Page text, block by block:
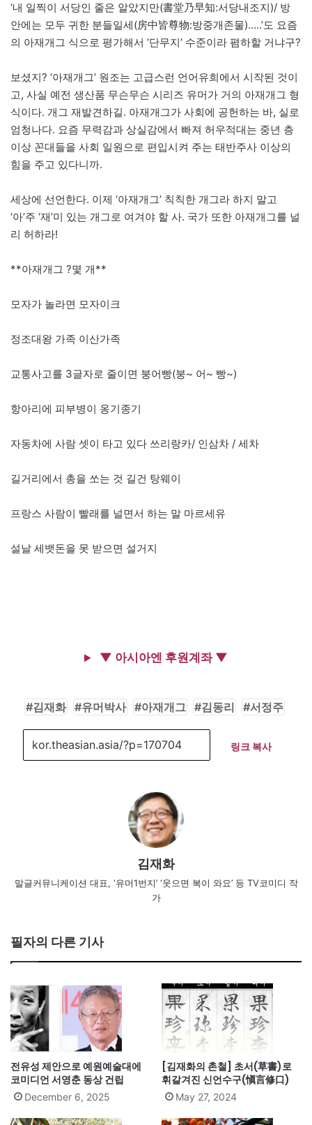
‘내 일찍이 서당인 줄은 알았지만(書堂乃早知:서당내조지)/ 방
안에는 모두 귀한 분들일세(房中皆尊物:방중개존물)…..’도 요즘
의 아재개그 식으로 평가해서 ‘단무지’ 수준이라 폄하할 거냐구?
보셨지? ‘아재개그’ 원조는 고급스런 언어유희에서 시작된 것이
고, 사실 예전 생산품 무슨무슨 시리즈 유머가 거의 아재개그 형
식이다. 개그 재발견하길. 아재개그가 사회에 공헌하는 바, 실로
엄청나다. 요즘 무력감과 상실감에서 빠져 허우적대는 중년 층
이상 꼰대들을 사회 일원으로 편입시켜 주는 태반주사 이상의
힘을 주고 있다니까.
세상에 선언한다. 이제 ‘아재개그’ 칙칙한 개그라 하지 말고
‘아’주 ‘재’미 있는 개그로 여겨야 할 사. 국가 또한 아재개그를 널
리 허하라!
**아재개그 ?몇 개**
모자가 놀라면 모자이크
정조대왕 가족 이산가족
교통사고를 3글자로 줄이면 붕어빵(붕~ 어~ 빵~)
항아리에 피부병이 옹기종기
자동차에 사람 셋이 타고 있다 쓰리랑카/ 인삼차 / 세차
길거리에서 총을 쏘는 것 길건 탕웨이
프랑스 사람이 빨래를 널면서 하는 말 마르세유
설날 세뱃돈을 못 받으면 설거지
▼ 아시아엔 후원계좌 ▼
김재화 유머박사 아재개그 김동리 서정주
링크 복사
김재화
말글커뮤니케이션 대표, ‘유머1번지’ ‘웃으면 복이 와요’ 등 TV코미디 작
가
필자의 다른 기사
전유성 제안으로 예원예술대에
코미디언 서영춘 동상 건립
December 6, 2025
[김재화의 촌철] 초서(草書)로
휘갈겨진 신언수구(愼言修口)
May 27, 2024